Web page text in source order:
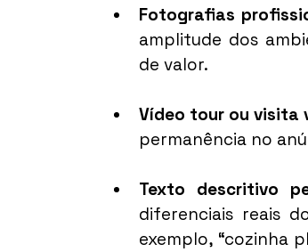
Fotografias
amplitude dos
de valor.
Vídeo tour ou visita
permanência no
Texto descritivo
diferenciais reais
exemplo, “cozinha